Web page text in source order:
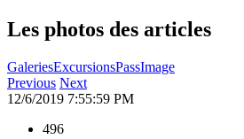
Les photos des articles
GaleriesExcursionsPassImage
Previous Next
12/6/2019 7:55:59 PM
496